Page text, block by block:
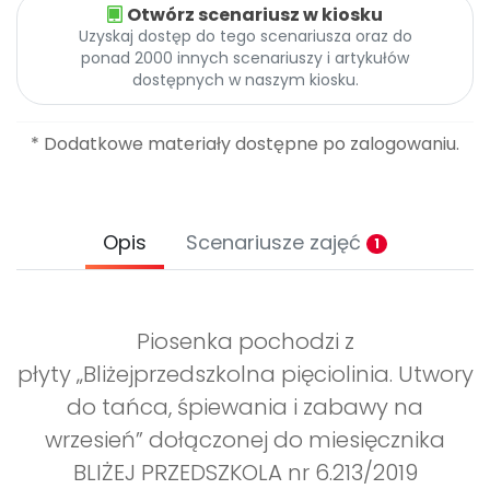
Otwórz scenariusz w kiosku
Uzyskaj dostęp do tego scenariusza oraz do
ponad 2000 innych scenariuszy i artykułów
dostępnych w naszym kiosku.
* Dodatkowe materiały dostępne po zalogowaniu.
Opis Scenariusze zajęć 1
Piosenka pochodzi z
płyty „Bliżejprzedszkolna pięciolinia. Utwory
do tańca, śpiewania i zabawy na
wrzesień” dołączonej do miesięcznika
BLIŻEJ PRZEDSZKOLA nr 6.213/2019